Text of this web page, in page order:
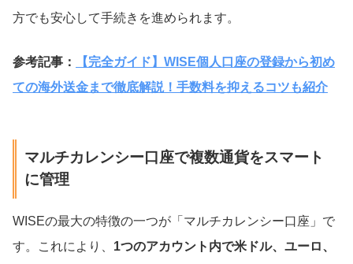
方でも安心して手続きを進められます。
参考記事：
【完全ガイド】WISE個人口座の登録から初め
ての海外送金まで徹底解説！手数料を抑えるコツも紹介
マルチカレンシー口座で複数通貨をスマート
に管理
WISEの最大の特徴の一つが「マルチカレンシー口座」で
す。これにより、 1つのアカウント内で米ドル、ユーロ、